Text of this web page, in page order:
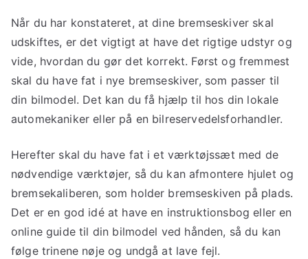
Når du har konstateret, at dine bremseskiver skal
udskiftes, er det vigtigt at have det rigtige udstyr og
vide, hvordan du gør det korrekt. Først og fremmest
skal du have fat i nye bremseskiver, som passer til
din bilmodel. Det kan du få hjælp til hos din lokale
automekaniker eller på en bilreservedelsforhandler.
Herefter skal du have fat i et værktøjssæt med de
nødvendige værktøjer, så du kan afmontere hjulet og
bremsekaliberen, som holder bremseskiven på plads.
Det er en god idé at have en instruktionsbog eller en
online guide til din bilmodel ved hånden, så du kan
følge trinene nøje og undgå at lave fejl.